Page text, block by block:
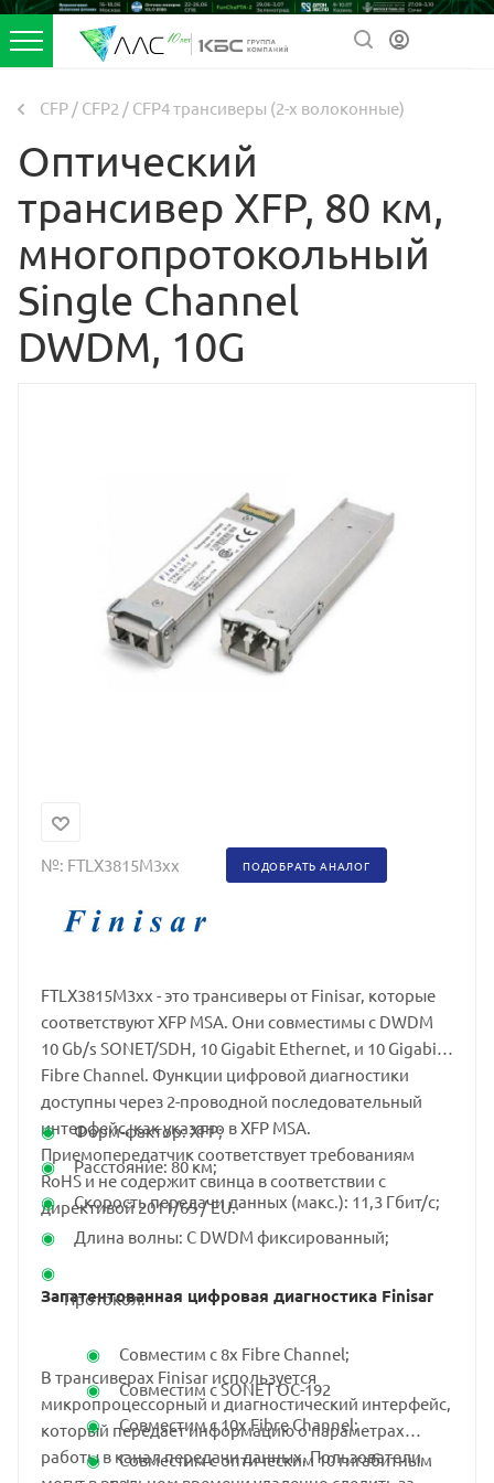
CFP / CFP2 / CFP4 трансиверы (2-х волоконные)
Оптический
трансивер XFP, 80 км,
многопротокольный
Single Channel
DWDM, 10G
№: FTLX3815M3xx ПОДОБРАТЬ АНАЛОГ
FTLX3815M3xx - это трансиверы от Finisar, которые
соответствуют XFP MSA. Они совместимы с DWDM
10 Gb/s SONET/SDH, 10 Gigabit Ethernet, и 10 Gigabit
Fibre Channel. Функции цифровой диагностики
доступны через 2-проводной последовательный
интерфейс, как указано в XFP MSA.
Приемопередатчик соответствует требованиям
RoHS и не содержит свинца в соответствии с
директивой 2011/65 / EU.
Форм-фактор: XFP;
Расстояние: 80 км;
Скорость передачи данных (макс.): 11,3 Гбит/с;
Длина волны: С DWDM фиксированный;
Протокол:
Совместим с 8x Fibre Channel;
Совместим с SONET OC-192
Совместим с 10x Fibre Channel;
Совместим с оптическим 10 гигабитным
Запатентованная цифровая диагностика Finisar
В трансиверах Finisar используется
микропроцессорный и диагностический интерфейс,
который передает информацию о параметрах
работы в канал передачи данных. Пользователи